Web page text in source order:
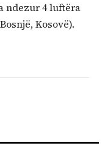
ndezur 4 luftëra
Kosovë).